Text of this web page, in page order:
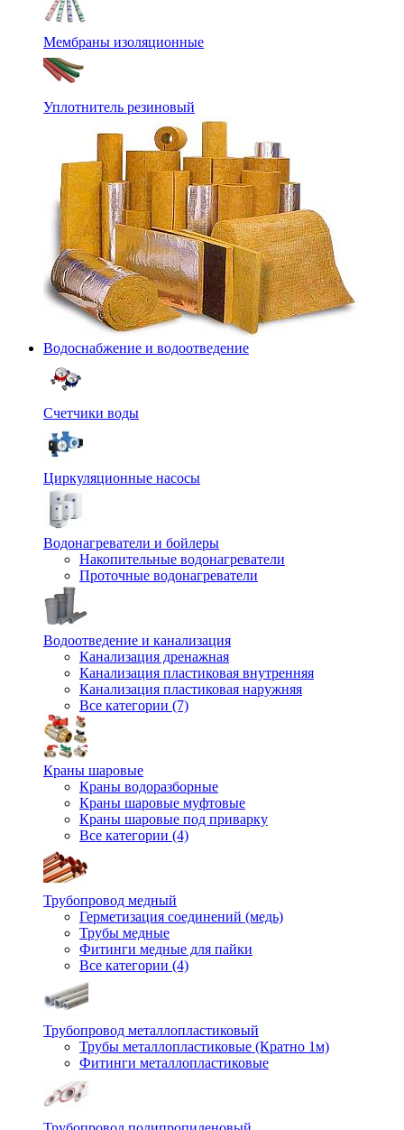
Мембраны изоляционные
Уплотнитель резиновый
Водоснабжение и водоотведение
Счетчики воды
Циркуляционные насосы
Водонагреватели и бойлеры
Накопительные водонагреватели
Проточные водонагреватели
Водоотведение и канализация
Канализация дренажная
Канализация пластиковая внутренняя
Канализация пластиковая наружняя
Все категории (7)
Краны шаровые
Краны водоразборные
Краны шаровые муфтовые
Краны шаровые под приварку
Все категории (4)
Трубопровод медный
Герметизация соединений (медь)
Трубы медные
Фитинги медные для пайки
Все категории (4)
Трубопровод металлопластиковый
Трубы металлопластиковые (Кратно 1м)
Фитинги металлопластиковые